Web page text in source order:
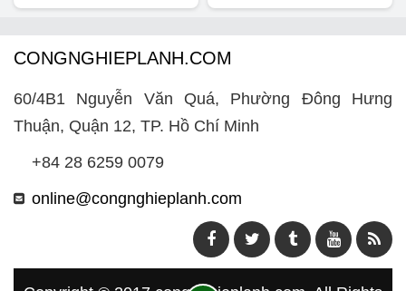
CONGNGHIEPLANH.COM
60/4B1 Nguyễn Văn Quá, Phường Đông Hưng
Thuận, Quận 12, TP. Hồ Chí Minh
+84 28 6259 0079
online@congnghieplanh.com